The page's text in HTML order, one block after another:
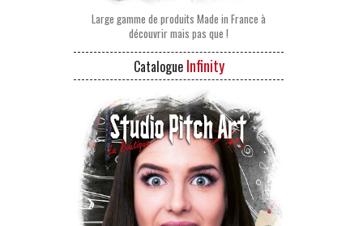
Large gamme de produits Made in France à
découvrir mais pas que !
Catalogue Infinity